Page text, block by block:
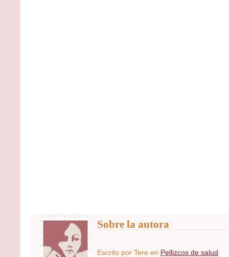
Sobre la autora
Escrito por Tere en Pellizcos de salud